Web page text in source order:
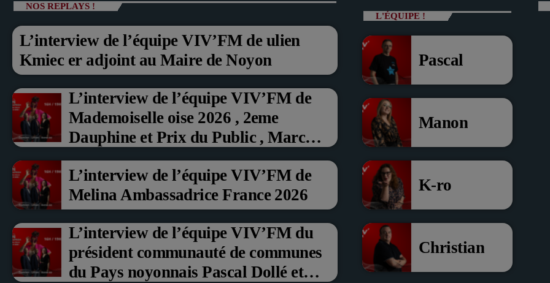
NOS REPLAYS !
L’interview de l’équipe VIV’FM de ulien
Kmiec er adjoint au Maire de Noyon
L’interview de l’équipe VIV’FM de
Mademoiselle oise 2026 , 2eme
Dauphine et Prix du Public , Marche
aux fruits rouge Noyon 2026
L’interview de l’équipe VIV’FM de
Melina Ambassadrice France 2026
L’interview de l’équipe VIV’FM du
président communauté de communes
du Pays noyonnais Pascal Dollé et
L'ÉQUIPE !
Pascal
Manon
K-ro
Christian